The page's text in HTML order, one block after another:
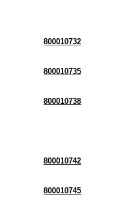
800010732
800010735
800010738
800010742
800010745